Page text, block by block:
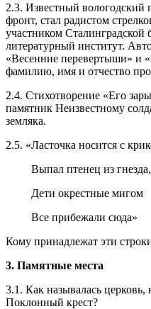
2.3. Известный вологодский
фронт, стал радистом
участником
литературный институт.
«Весенние перевертыши» и
фамилию, имя и отчество
2.4. Стихотворение «Его
памятник Неизвестному
земляка.
2.5. «Ласточка носится с
Выпал птенец из гнезда,
Дети окрестные мигом
Все прибежали сюда»
Кому принадлежат эти
3. Памятные места
3.1. Как называлась церковь,
Поклонный крест?